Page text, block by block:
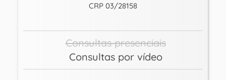
CRP 03/28158
Consultas presenciais
Consultas por vídeo